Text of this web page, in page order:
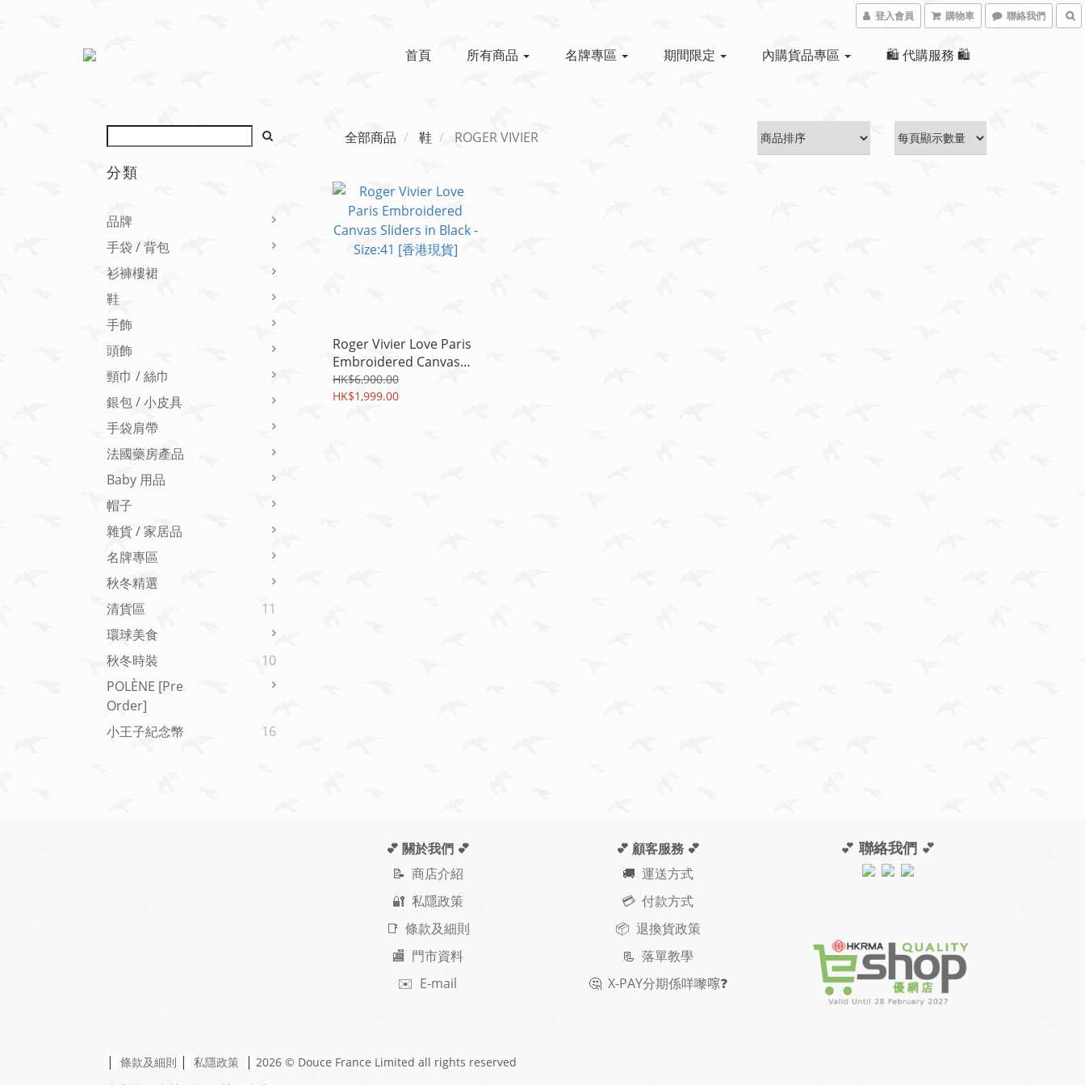
登入會員 購物車 聯絡我們
首頁 所有商品 名牌專區 期間限定 內購貨品專區 🛍 代購服務 🛍
分類
品牌
手袋 / 背包
衫褲樓裙
鞋
手飾
頭飾
頸巾 / 絲巾
銀包 / 小皮具
手袋肩帶
法國藥房產品
Baby 用品
帽子
雜貨 / 家居品
名牌專區
秋冬精選
清貨區
11
環球美食
秋冬時裝
10
POLÈNE [Pre
Order]
小王子紀念幣
16
全部商品 鞋 ROGER VIVIER
Roger Vivier Love Paris
Embroidered Canvas
Sliders in Black - Size:41
[香港現貨]
HK$6,900.00
HK$1,999.00
💕 關於我們 💕
📝 商店介紹
🔐 私隱政策
📑 條款及細則
🏬 門市資料
✉️ E-mail
💕 顧客服務 💕
🚚 運送方式
💳 付款方式
📦 退換貨政策
📃 落單教學
🤔 X-PAY分期係咩嚟𠺢❓
💕 聯絡我們💕
| 條款及細則 | 私隱政策 | 2026 © Douce France Limited all rights reserved